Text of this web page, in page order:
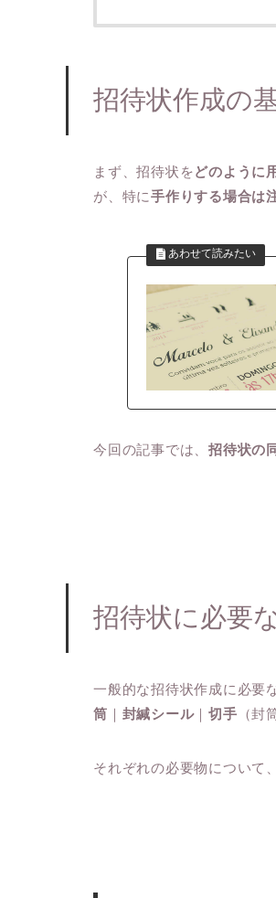
招待状作成の
まず、招待状をどのように
が、特に手作りする場合は
今回の記事では、招待状の
招待状に必要
一般的な招待状作成に必要
筒 ｜ 封緘シール｜切手 （封
それぞれの必要物について